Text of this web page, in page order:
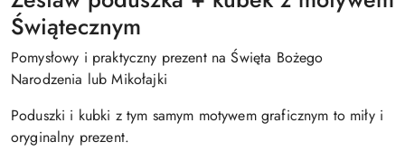
Świątecznym
Pomysłowy i praktyczny prezent na Święta Bożego
Narodzenia lub Mikołajki
Poduszki i kubki z tym samym motywem graficznym to miły i
oryginalny prezent.